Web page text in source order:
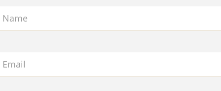
Name
Email